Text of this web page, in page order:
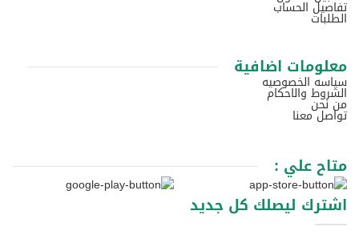
تفاصيل الحساب
الطلبات
معلومات اضافية
سياسه الخصوصيه
الشروط والاحكام
من نحن
تواصل معنا
متاح علي :
اشترك ليصلك كل جديد